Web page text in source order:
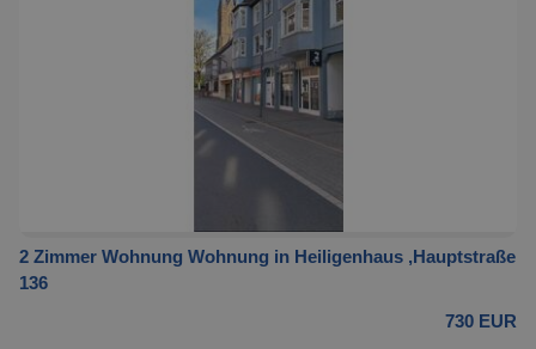
2 Zimmer Wohnung Wohnung in Heiligenhaus ,Hauptstraße
136
730 EUR